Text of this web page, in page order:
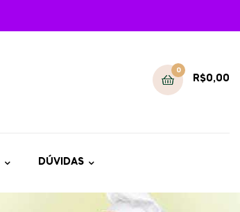
0
R$0,00
DÚVIDAS